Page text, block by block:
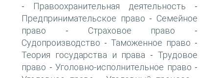
- Правоохранительная деятельность -
Предпринимательское право - Семейное
право - Страховое право -
Судопроизводство - Таможенное право -
Теория государства и права -Трудовое
право - Уголовно-исполнительное право -